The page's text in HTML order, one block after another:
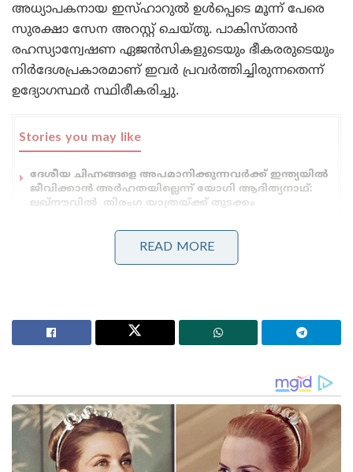
അധ്യാപകനായ ഇസ്ഹാറുൽ ഉൾപ്പെടെ മൂന്ന് പേരെ
സുരക്ഷാ സേന അറസ്റ്റ് ചെയ്തു. പാകിസ്താൻ
രഹസ്യാന്വേഷണ ഏജൻസികളുടെയും ഭീകരരുടെയും
നിർദേശപ്രകാരമാണ് ഇവർ പ്രവർത്തിച്ചിരുന്നതെന്ന്
ഉദ്യോഗസ്ഥർ സ്ഥിരീകരിച്ചു.
Stories you may like
ദേശീയ ചിഹ്നങ്ങളെ അപമാനിക്കുന്നവർക്ക് ഇന്ത്യയിൽ
ജീവിക്കാൻ അർഹതയില്ലെന്ന് യോഗി ആദിത്യനാഥ്:
ലഖ്‌നൗവിൽ തിരംഗ യാത്രയ്ക്ക് തുടക്കം
പാകിസ്താനിൽ ലഷ്കർ കമാൻഡർ കൊല്ലപ്പെട്ടു!’:
അജ്ഞാത തോക്കുധാരികളുടെ പേടിസ്വപ്നത്തിൽ
നേപ്പാൾ കേന്ദ്രീകരിച്ചാണ് ഈ ഭീകരശൃംഖല
പ്രധാനമായും പ്രവർത്തിച്ചിരുന്നതെന്ന് ചോദ്യം
ജില്ലകളിൽ നിന്ന് ആളുകളുടെ തിരിച്ചറിയൽ
രേഖകളും ആധാർ കാർഡുകളും വിലയ്ക്ക്
വാങ്ങിയാണ് ഇസ്ഹാറുൽ ഇന്ത്യൻ സിം കാർഡുകൾ
സംഘടിപ്പിച്ചിരുന്നത്. ഈ സിം കാർഡുകൾ നേപ്പാളിലെ
ഏജന്റുമാർ വഴി പാകിസ്താനിലേക്ക്
READ MORE